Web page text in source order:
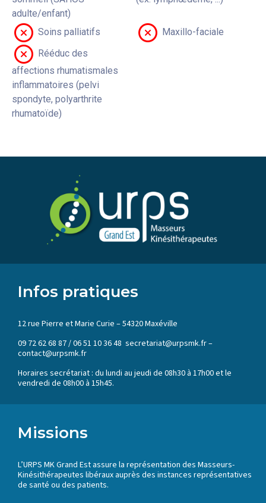
adulte/enfant)
Soins palliatifs
Maxillo-faciale
Rééduc des
affections rhumatismales
inflammatoires (pelvi
spondyte, polyarthrite
rhumatoïde)
Infos pratiques
12 rue Pierre et Marie Curie – 54320 Maxéville
09 72 62 68 87 / 06 51 10 36 48 secretariat@urpsmk.fr –
contact@urpsmk.fr
Horaires secrétariat : du lundi au jeudi de 08h30 à 17h00 et le
vendredi de 08h00 à 15h45.
Missions
L’URPS MK Grand Est assure la représentation des Masseurs-
Kinésithérapeutes libéraux auprès des instances représentatives
de santé ou des patients.